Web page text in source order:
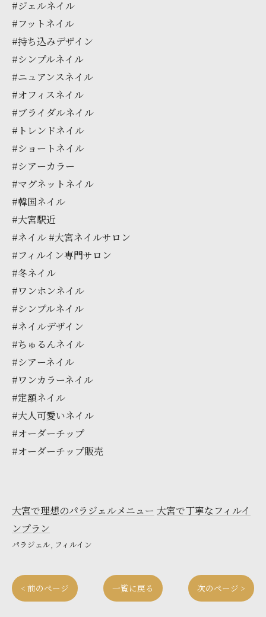
#ジェルネイル
#フットネイル
#持ち込みデザイン
#シンプルネイル
#ニュアンスネイル
#オフィスネイル
#ブライダルネイル
#トレンドネイル
#ショートネイル
#シアーカラー
#マグネットネイル
#韓国ネイル
#大宮駅近
#ネイル #大宮ネイルサロン
#フィルイン専門サロン
#冬ネイル
#ワンホンネイル
#シンプルネイル
#ネイルデザイン
#ちゅるんネイル
#シアーネイル
#ワンカラーネイル
#定額ネイル
#大人可愛いネイル
#オーダーチップ
#オーダーチップ販売
大宮で理想のパラジェルメニュー 大宮で丁寧なフィルイ
ンプラン
パラジェル フィルイン
< 前のページ 一覧に戻る 次のページ >